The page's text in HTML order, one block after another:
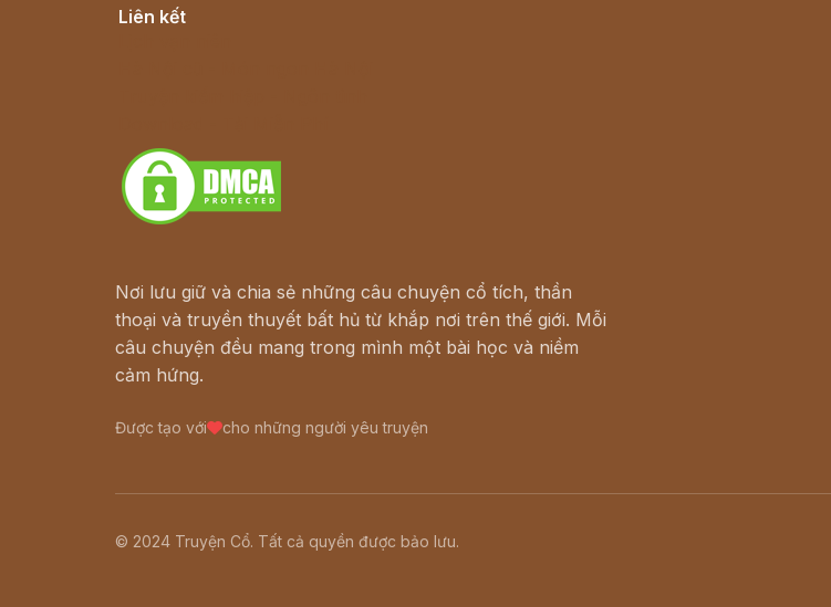
Liên kết
Nơi lưu giữ và chia sẻ những câu chuyện cổ tích, thần
thoại và truyền thuyết bất hủ từ khắp nơi trên thế giới. Mỗi
câu chuyện đều mang trong mình một bài học và niềm
cảm hứng.
Được tạo với cho những người yêu truyện
© 2024 Truyện Cổ. Tất cả quyền được bảo lưu.